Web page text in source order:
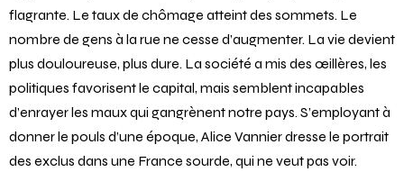
flagrante. Le taux de chômage atteint des sommets. Le
nombre de gens à la rue ne cesse d’augmenter. La vie devient
plus douloureuse, plus dure. La société a mis des œillères, les
politiques favorisent le capital, mais semblent incapables
d’enrayer les maux qui gangrènent notre pays. S’employant à
donner le pouls d’une époque, Alice Vannier dresse le portrait
des exclus dans une France sourde, qui ne veut pas voir.